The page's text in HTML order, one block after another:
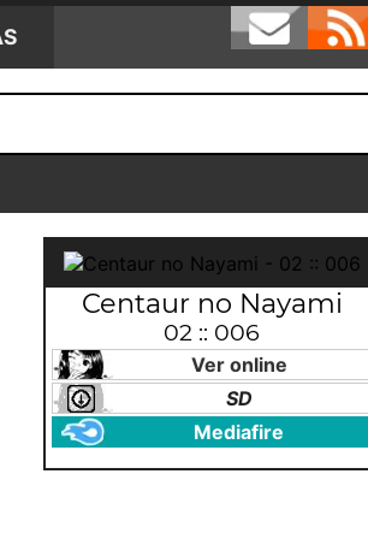
Centaur no Nayami
02 :: 006
Ver online
SD
Mediafire